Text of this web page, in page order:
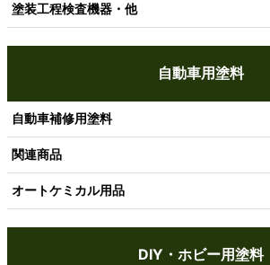
塗装工程検査機器・他
自動車用塗料
自動車補修用塗料
関連商品
オートケミカル用品
DIY・ホビー用塗料